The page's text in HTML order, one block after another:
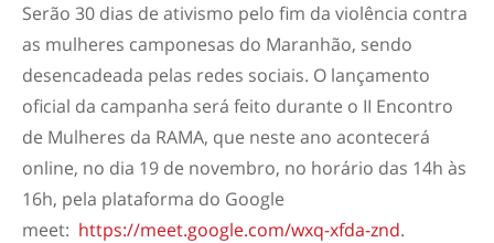
Serão 30 dias de ativismo pelo fim da violência contra
as mulheres camponesas do Maranhão, sendo
desencadeada pelas redes sociais. O lançamento
oficial da campanha será feito durante o II Encontro
de Mulheres da RAMA, que neste ano acontecerá
online, no dia 19 de novembro, no horário das 14h às
16h, pela plataforma do Google
meet: https://meet.google.com/wxq-xfda-znd.